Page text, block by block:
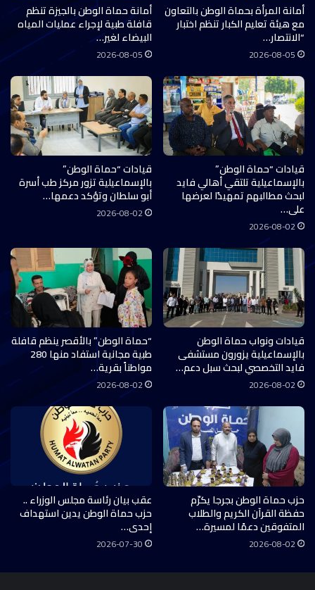
أمانة المرأة بحماة الوطن بالتعاون
مع هيئة تعليم الكبار تنظم اختبار
“الانتصار…
2026-08-05
أمانة حماة الوطن بالجيزة تنظم
قافلة طبية لإجراء عمليات المياه
البيضاء لغير…
2026-08-05
قيادات “حماة الوطن”
بالإسماعيلية تلتقي أهالي فايد
لبحث مطالبهم تمهيدًا لعرضها
على…
2026-08-02
قيادات “حماة الوطن”
بالإسماعيلية تزور مركز طب أسرة
أبو سلطان وتؤكد دعمها…
2026-08-02
قيادات ونواب حماة الوطن
بالإسماعيلية يزورون مستشفى
فايد التخصصي لبحث سبل دعم…
2026-08-02
“حماة الوطن” بالأقصر ينظم قافلة
طبية مجانية استفاد منها 280
مواطناً بقرية…
2026-08-02
حزب حماة الوطن بجرجا يكرّم
حفظة القرآن الكريم والطلاب
المتفوقين دعمًا لمسيرة…
2026-08-02
عقب بيان رئاسة مجلس الوزراء ..
حزب حماة الوطن يدين استهداف
إحدى…
2026-07-30